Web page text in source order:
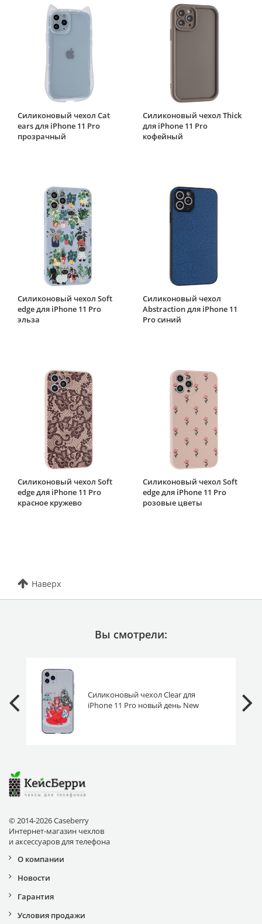
Силиконовый чехол Cat
ears для iPhone 11 Pro
прозрачный
Силиконовый чехол Thick
для iPhone 11 Pro
кофейный
Силиконовый чехол Soft
edge для iPhone 11 Pro
эльза
Силиконовый чехол
Abstraction для iPhone 11
Pro синий
Силиконовый чехол Soft
edge для iPhone 11 Pro
красное кружево
Силиконовый чехол Soft
edge для iPhone 11 Pro
розовые цветы
Наверх
Вы смотрели:
Силиконовый чехол Clear для
iPhone 11 Pro новый день New
© 2014-2026 Caseberry
Интернет-магазин чехлов
и аксессуаров для телефона
О компании
Новости
Гарантия
Условия продажи